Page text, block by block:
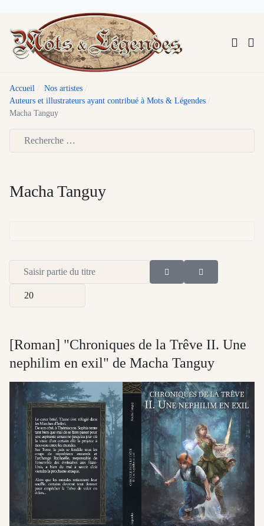
Accueil
Nos artistes
Auteurs et illustrateurs ayant contribué à Mots & Légendes
Macha Tanguy
Macha Tanguy
Saisir partie du titre
Afficher #
[Roman] "Chroniques de la Trêve II. Une
nephilim en exil" de Macha Tanguy